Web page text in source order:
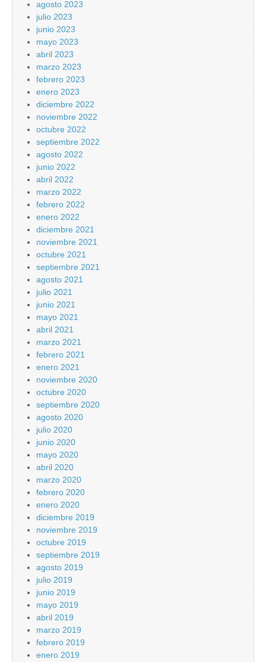
agosto 2023
julio 2023
junio 2023
mayo 2023
abril 2023
marzo 2023
febrero 2023
enero 2023
diciembre 2022
noviembre 2022
octubre 2022
septiembre 2022
agosto 2022
junio 2022
abril 2022
marzo 2022
febrero 2022
enero 2022
diciembre 2021
noviembre 2021
octubre 2021
septiembre 2021
agosto 2021
julio 2021
junio 2021
mayo 2021
abril 2021
marzo 2021
febrero 2021
enero 2021
noviembre 2020
octubre 2020
septiembre 2020
agosto 2020
julio 2020
junio 2020
mayo 2020
abril 2020
marzo 2020
febrero 2020
enero 2020
diciembre 2019
noviembre 2019
octubre 2019
septiembre 2019
agosto 2019
julio 2019
junio 2019
mayo 2019
abril 2019
marzo 2019
febrero 2019
enero 2019